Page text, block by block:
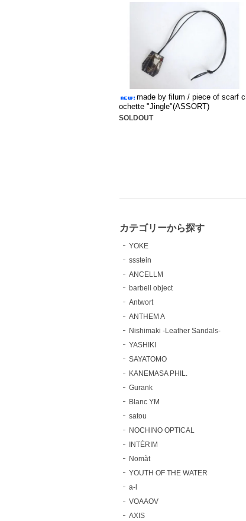
made by filum / piece of scarf cl
ochette "Jingle"(ASSORT)
SOLDOUT
カテゴリーから探す
YOKE
ssstein
ANCELLM
barbell object
Antwort
ANTHEM A
Nishimaki -Leather Sandals-
YASHIKI
SAYATOMO
KANEMASA PHIL.
Gurank
Blanc YM
satou
NOCHINO OPTICAL
INTÉRIM
Nomàt
YOUTH OF THE WATER
a-l
VOAAOV
AXIS